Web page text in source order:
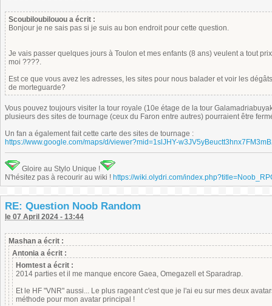
Scoubiloubilouou a écrit :
Bonjour je ne sais pas si je suis au bon endroit pour cette question.
Je vais passer quelques jours à Toulon et mes enfants (8 ans) veulent a tout
moi ????.
Est ce que vous avez les adresses, les sites pour nous balader et voir les
de morteguarde?
Vous pouvez toujours visiter la tour royale (10e étage de la tour
plusieurs des sites de tournage (ceux du Faron entre autres) pourraient être
Un fan a également fait cette carte des sites de tournage :
https://www.google.com/maps/d/viewer?mid=1slJHY-
Gloire au Stylo Unique !
N'hésitez pas à recourir au wiki ! https://wiki.olydri.com/
RE: Question Noob Random
le 07 April 2024 - 13:44
Mashan a écrit :
Antonia a écrit :
Homtest a écrit :
2014 parties et il me manque encore Gaea, Omegazell et Sparadrap.
Et le HF "VNR" aussi... Le plus rageant c'est que je l'ai eu sur mes deux
méthode pour mon avatar principal !